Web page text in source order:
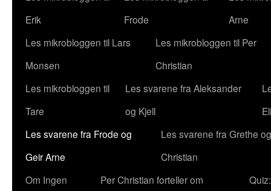
Erik
Frode
Arne
Les mikrobloggen til Lars
Monsen
Les mikrobloggen til Per
Christian
Les mikrobloggen til
Tare
Les svarene fra Aleksander
og Kjell
Les svarene fra Frode og
Geir Arne
Les svarene fra Grethe
Christian
Om Ingen
Per Christian forteller om